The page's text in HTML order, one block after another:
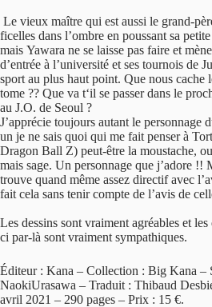
Le vieux maître qui est aussi le grand-
ficelles dans l’ombre en poussant sa
mais Yawara ne se laisse pas faire et
d’entrée à l’université et ses tournois de
sport au plus haut point. Que nous cache
tome ?? Que va t‘il se passer dans le
au J.O. de Seoul ?
J’apprécie toujours autant le personnage
un je ne sais quoi qui me fait penser à
Dragon Ball Z) peut-être la moustache,
mais sage. Un personnage que j’adore !!
trouve quand même assez directif avec
fait cela sans tenir compte de l’avis de
Les dessins sont vraiment agréables et
ci par-là sont vraiment sympathiques.
Éditeur : Kana – Collection : Big Kana –
NaokiUrasawa – Traduit : Thibaud
avril 2021 – 290 pages – Prix : 15 €.